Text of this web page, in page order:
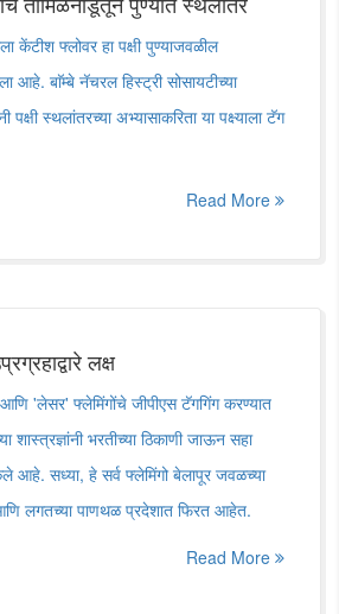
केंटीश फ्लोवर हा पक्षी पुण्याजवळील
बाॅम्बे नॅचरल हिस्ट्री सोसायटीच्या
स्थलांतरच्या अभ्यासाकरिता या पक्ष्याला टॅग
Read More
लक्ष
'लेसर' फ्लेमिंगोंचे जीपीएस टॅगगिंग करण्यात
भरतीच्या ठिकाणी जाऊन सहा
आहे. सध्या, हे सर्व फ्लेमिंगो बेलापूर जवळच्या
लगतच्या पाणथळ प्रदेशात फिरत आहेत.
Read More